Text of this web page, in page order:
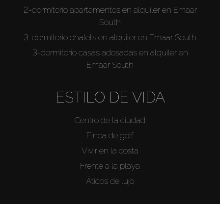
2-dormitorio apartamentos en alquiler en Emaar
South
3-dormitorio chalets en alquiler en Emaar South
3-dormitorio casas adosadas en alquiler en
Emaar South
ESTILO DE VIDA
Centro de la ciudad
Finca de golf
Vivir en la costa
Frente a la playa
Áticos de lujo